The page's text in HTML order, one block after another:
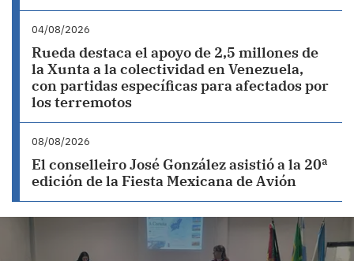
04/08/2026
Rueda destaca el apoyo de 2,5 millones de
la Xunta a la colectividad en Venezuela,
con partidas específicas para afectados por
los terremotos
08/08/2026
El conselleiro José González asistió a la 20ª
edición de la Fiesta Mexicana de Avión